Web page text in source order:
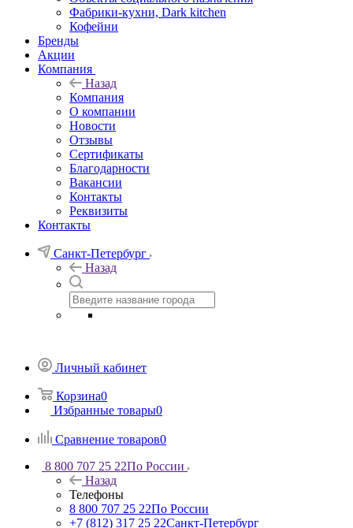
Фабрики-кухни, Dark kitchen
Кофейни
Бренды
Акции
Компания
Назад
Компания
О компании
Новости
Отзывы
Сертификаты
Благодарности
Вакансии
Контакты
Реквизиты
Контакты
Санкт-Петербург
Назад
Личный кабинет
Корзина0
Избранные товары0
Сравнение товаров0
8 800 707 25 22По России
Назад
Телефоны
8 800 707 25 22По России
+7 (812) 317 25 22Санкт-Петербург